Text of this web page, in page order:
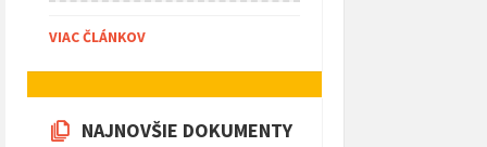
VIAC ČLÁNKOV
NAJNOVŠIE DOKUMENTY